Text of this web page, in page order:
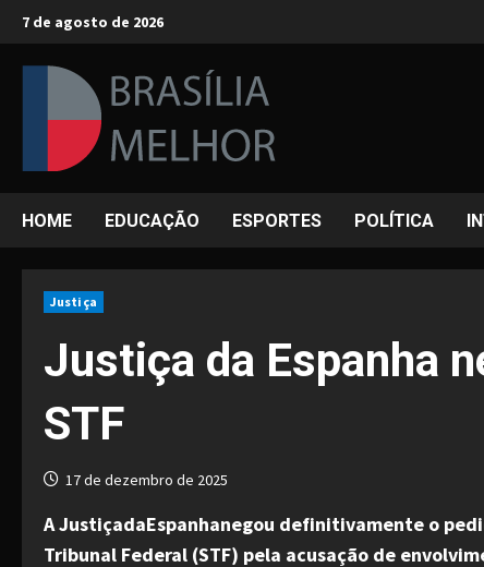
Skip
content
7 de agosto de 2026
HOME EDUCAÇÃO ESPORTES POLÍTICA
Justiça
Justiça da Espanha
STF
17 de dezembro de 2025
A JustiçadaEspanhanegou definitivamente o
Tribunal Federal (STF) pela acusação de